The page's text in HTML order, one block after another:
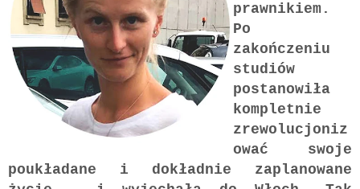
prawnikiem.
Po
zakończeniu
studiów
postanowiła
kompletnie
zrewolucjoniz
ować swoje
poukładane i dokładnie zaplanowane